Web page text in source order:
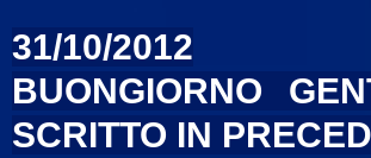
31/10/2012
BUONGIORNO
SCRITTO IN